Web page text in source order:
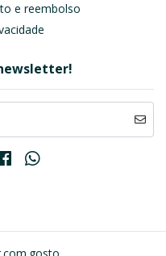
e reembolso